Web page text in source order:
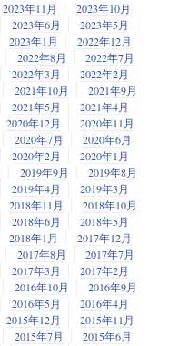
2023年11月
2023年10月
2023年6月
2023年5月
2023年1月
2022年12月
2022年8月
2022年7月
2022年3月
2022年2月
2021年10月
2021年9月
2021年5月
2021年4月
2020年12月
2020年11月
2020年7月
2020年6月
2020年2月
2020年1月
2019年9月
2019年8月
2019年4月
2019年3月
2018年11月
2018年10月
2018年6月
2018年5月
2018年1月
2017年12月
2017年8月
2017年7月
2017年3月
2017年2月
2016年10月
2016年9月
2016年5月
2016年4月
2015年12月
2015年11月
2015年7月
2015年6月